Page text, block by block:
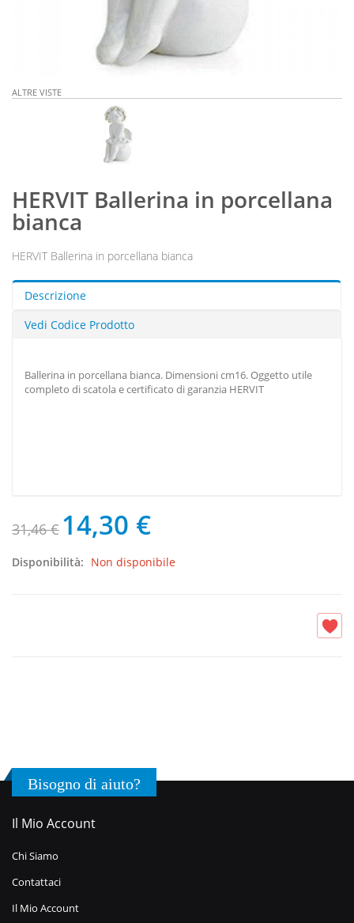
ALTRE VISTE
HERVIT Ballerina in porcellana
bianca
HERVIT Ballerina in porcellana bianca
Descrizione
Vedi Codice Prodotto
Ballerina in porcellana bianca. Dimensioni cm16. Oggetto utile
completo di scatola e certificato di garanzia HERVIT
31,46 € 14,30 €
Disponibilità: Non disponibile
Bisogno di aiuto?
Il Mio Account
Chi Siamo
Contattaci
Il Mio Account